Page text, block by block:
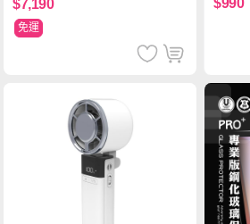
$7,190
免運
認證